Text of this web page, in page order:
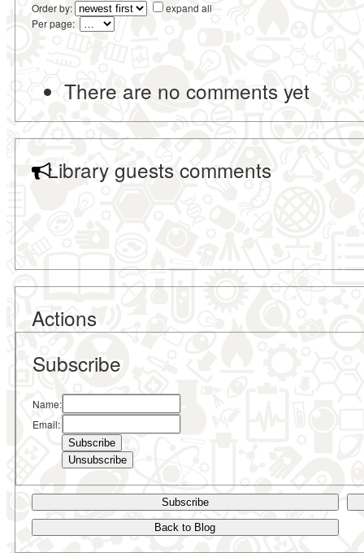
Order by:
expand all
Per page:
There are no comments yet
Library guests comments
Actions
Subscribe
Name:
Email:
Subscribe
Back to Blog